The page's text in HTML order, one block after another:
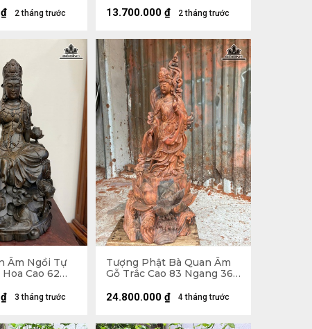
2 tháng trước
₫ 2 tháng trước
13.700.000 ₫
Âm Ngồi Tự
Cao 62
3 tháng trước
₫
Tượng Phật Bà Quan Âm
Gỗ Trắc Cao 83 Ngang 36
4 tháng trước
24.800.000 ₫